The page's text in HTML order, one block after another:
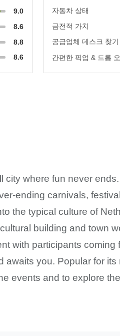
9.0
8.6
8.8
8.6
자동차 상태
금전적 가치
공급업체 데스크 찾기
간편한 픽업 & 드롭
city where fun never
ending carnivals,
the typical culture of
building and town
with participants coming
awaits you. Popular for
events and to explore